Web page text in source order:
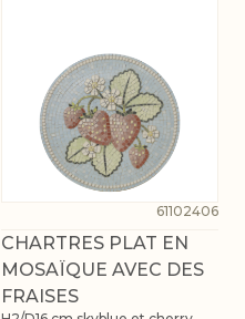
61102406
CHARTRES PLAT EN
MOSAÏQUE AVEC DES
FRAISES